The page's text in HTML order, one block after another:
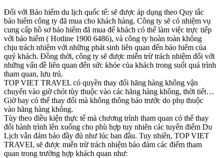
Đối với Bảo hiểm du lịch quốc tế: sẽ được áp dụng theo Quy tắc
bảo hiểm công ty đã mua cho khách hàng. Công ty sẽ có nhiệm vụ
cung cấp hồ sơ bảo hiểm đã mua để khách có thể làm việc trực tiếp
với bảo hiểm ( Hotline 1900 6486), và công ty hoàn toàn không
chịu trách nhiệm với những phát sinh liên quan đến bảo hiểm của
quý khách. Đồng thời, công ty sẽ được miễn trừ trách nhiệm đối với
những vấn đề liên quan đến sức khỏe của khách trong suốt quá trình
tham quan, lưu trú.
TOP VIET TRAVEL có quyền thay đổi hãng hàng không vận
chuyển vào giờ chót tùy thuộc vào các hãng hàng không, thời tiết…
Giờ bay có thể thay đổi mà không thông báo trước do phụ thuộc
vào hãng hàng không.
Tùy theo điều kiện thực tế mà chương trình tham quan có thể thay
đổi hành trình lên xuống cho phù hợp tuy nhiên các tuyến điểm Du
Lịch vẫn đảm bảo đầy đủ như lúc ban đầu. Tuy nhiên, TOP VIET
TRAVEL sẽ được miễn trừ trách nhiệm bảo đảm các điểm tham
quan trong trường hợp khách quan như: